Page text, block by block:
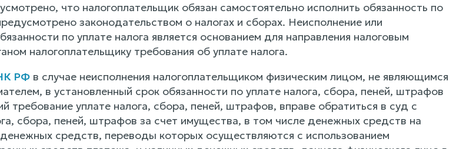
что налогоплательщик обязан самостоятельно исполнить обязанность по
законодательством о налогах и сборах. Неисполнение или
по уплате налога является основанием для направления налоговым
налогоплательщику требования об уплате налога.
РФв случае неисполнения налогоплательщиком физическим лицом, не являющимся
в установленный срок обязанности по уплате налога, сбора, пеней, штрафов
требование уплате налога, сбора, пеней, штрафов, вправе обратиться в суд с
сбора, пеней, штрафов за счет имущества, в том числе денежных средств на
денежных средств, переводы которых осуществляются с использованием